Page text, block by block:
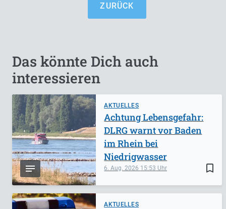
ZURÜCK
Das könnte Dich auch
interessieren
AKTUELLES
bookmark_border
6. Aug. 2026 15:53
Achtung Lebensgefahr:
DLRG warnt vor Baden
im Rhein bei
Niedrigwasser
AKTUELLES